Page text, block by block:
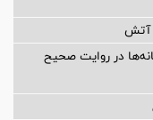
در روایت صحیح